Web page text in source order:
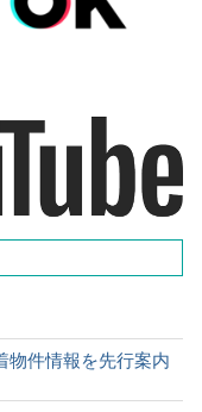
物件情報を先行案内